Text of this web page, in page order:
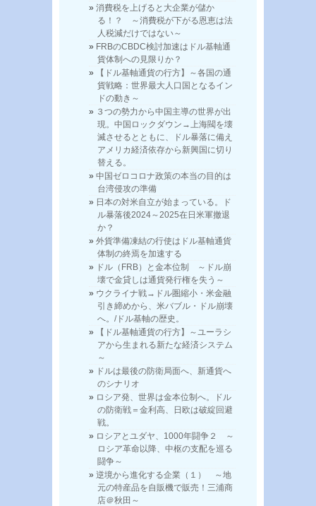
消費税を上げると大企業が儲か
る！？ ～消費税が下がる恩恵は法
人税減だけではない～
FRBのCBDC検討加速はドル基軸通
貨体制への見限りか？
【ドル基軸通貨の行方】～各国の通
貨戦略：世界最大人口国となるイン
ドの動き～
３つの勢力から中国主導の世界が出
現。中国ロックダウン→上海閥を壊
滅させるとともに、ドル暴落に備え
アメリカ経済依存から新興国に切り
替える。
中国ゼロコロナ政策の本当の目的は
台湾侵攻の準備
日本の対米自立が始まっている。ド
ル暴落後2024～2025在日米軍撤退
か？
外貨準備凍結の行使はドル基軸通貨
体制の終焉を加速する
ドル（FRB）と金本位制 ～ドル崩
壊で金貸しは通貨発行権を失う～
ウクライナ戦→ドル圏縮小・米金融
引き締めから、米バブル・ドル崩壊
へ。/ドル基軸の歴史。
【ドル基軸通貨の行方】～ユーラシ
アから生まれる新たな経済システム
～
ドルは最後の防衛局面へ、新通貨へ
のシナリオ
ロシア発、世界は金本位制へ。ドル
の防衛戦＝金利高、日欧は破綻回避
戦。
ロシアとユダヤ、1000年闘争２ ～
ロシア革命以降、中枢の支配を巡る
闘争～
逆境から進化する企業（１） ～地
元の特産品を自販機で販売！三浦商
店＠秋田～